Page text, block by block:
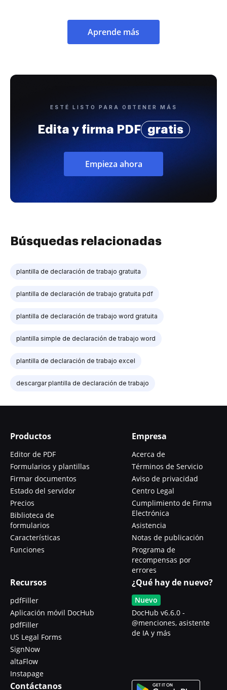
Aprende más
ESTÉ LISTO PARA OBTENER MÁS
Edita y firma PDF gratis
Empieza ahora
Búsquedas relacionadas
plantilla de declaración de trabajo gratuita
plantilla de declaración de trabajo gratuita pdf
plantilla de declaración de trabajo word gratuita
plantilla simple de declaración de trabajo word
plantilla de declaración de trabajo excel
descargar plantilla de declaración de trabajo
Productos
Editor de PDF
Formularios y plantillas
Firmar documentos
Estado del servidor
Precios
Biblioteca de
formularios
Características
Funciones
Empresa
Acerca de
Términos de Servicio
Aviso de privacidad
Centro Legal
Cumplimiento de Firma
Electrónica
Asistencia
Notas de publicación
Programa de
recompensas por
errores
Recursos
pdfFiller
Aplicación móvil DocHub
pdfFiller
US Legal Forms
SignNow
altaFlow
Instapage
¿Qué hay de nuevo?
Nuevo
DocHub v6.6.0 -
@menciones, asistente
de IA y más
Contáctanos